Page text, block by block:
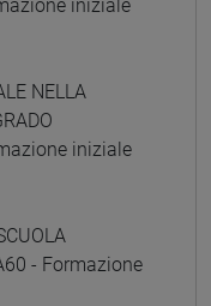
iniziale
NELLA
iniziale
- Formazione